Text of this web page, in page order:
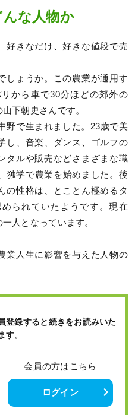
な人物か
好きなだけ、好きな値段で売
しょうか。この農業が通用す
から車で30分ほどの郊外の
下朝史さんです。
野で生まれました。23歳で美
し、音楽、ダンス、ゴルフの
タルや販売などさまざまな職
独学で農業を始めました。後
の性格は、とことん極めるタ
られていたようです。現在
人となっています。
業人生に影響を与えた人物の
登録すると続きをお読みいた
す。
会員の方はこちら
ログイン